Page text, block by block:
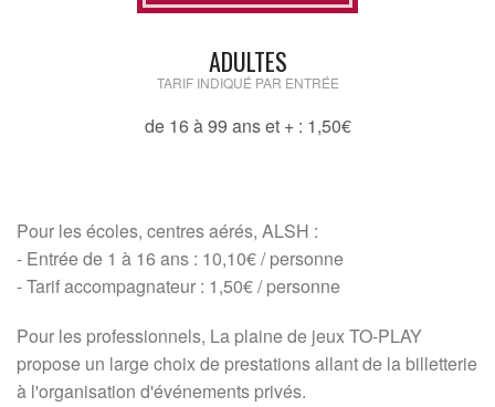
ADULTES
TARIF INDIQUÉ PAR ENTRÉE
de 16 à 99 ans et + : 1,50€
Pour les écoles, centres aérés, ALSH :
- Entrée de 1 à 16 ans : 10,10€ / personne
- Tarif accompagnateur : 1,50€ / personne
Pour les professionnels, La plaine de jeux TO-PLAY
propose un large choix de prestations allant de la billetterie
à l'organisation d'événements privés.